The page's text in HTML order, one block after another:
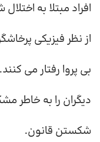
افراد مبتلا به
از نظر فیزیکی
بی پروا رفتار می کنند.
دیگران را به خاطر
شکستن قانون.